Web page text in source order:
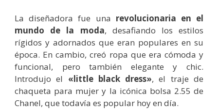
La diseñadora fue una revolucionaria en el
mundo de la moda, desafiando los estilos
rígidos y adornados que eran populares en su
época. En cambio, creó ropa que era cómoda y
funcional, pero también elegante y chic.
Introdujo el «little black dress», el traje de
chaqueta para mujer y la icónica bolsa 2.55 de
Chanel, que todavía es popular hoy en día.